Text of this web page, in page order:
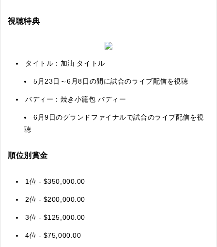
視聴特典
タイトル：加油 タイトル
5月23日～6月8日の間に試合のライブ配信を視聴
バディー：焼き小籠包 バディー
6月9日のグランドファイナルで試合のライブ配信を視
聴
順位別賞金
1位 - $350,000.00
2位 - $200,000.00
3位 - $125,000.00
4位 - $75,000.00